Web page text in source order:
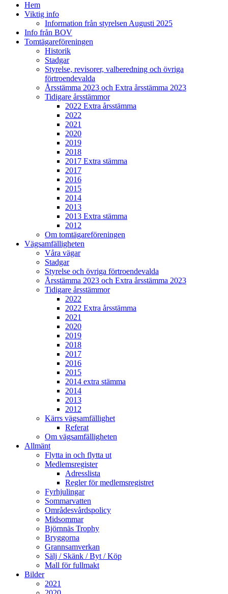
Hem
Viktig info
Information från styrelsen Augusti 2025
Info från BOV
Tomtägareföreningen
Historik
Stadgar
Styrelse, revisorer, valberedning och övriga
förtroendevalda
Årsstämma 2023 och Extra årsstämma 2023
Tidigare årsstämmor
2022 Extra årsstämma
2022
2021
2020
2019
2018
2017 Extra stämma
2017
2016
2015
2014
2013
2013 Extra stämma
2012
Om tomtägareföreningen
Vägsamfälligheten
Våra vägar
Stadgar
Styrelse och övriga förtroendevalda
Årsstämma 2023 och Extra årsstämma 2023
Tidigare årsstämmor
2022
2022 Extra årsstämma
2021
2020
2019
2018
2017
2016
2015
2014 extra stämma
2014
2013
2012
Kärrs vägsamfällighet
Referat
Om vägsamfälligheten
Allmänt
Flytta in och flytta ut
Medlemsregister
Adresslista
Regler för medlemsregistret
Fyrhjulingar
Sommarvatten
Områdesvårdspolicy
Midsommar
Björnnäs Trophy
Bryggorna
Grannsamverkan
Sälj / Skänk / Byt / Köp
Mall för fullmakt
Bilder
2021